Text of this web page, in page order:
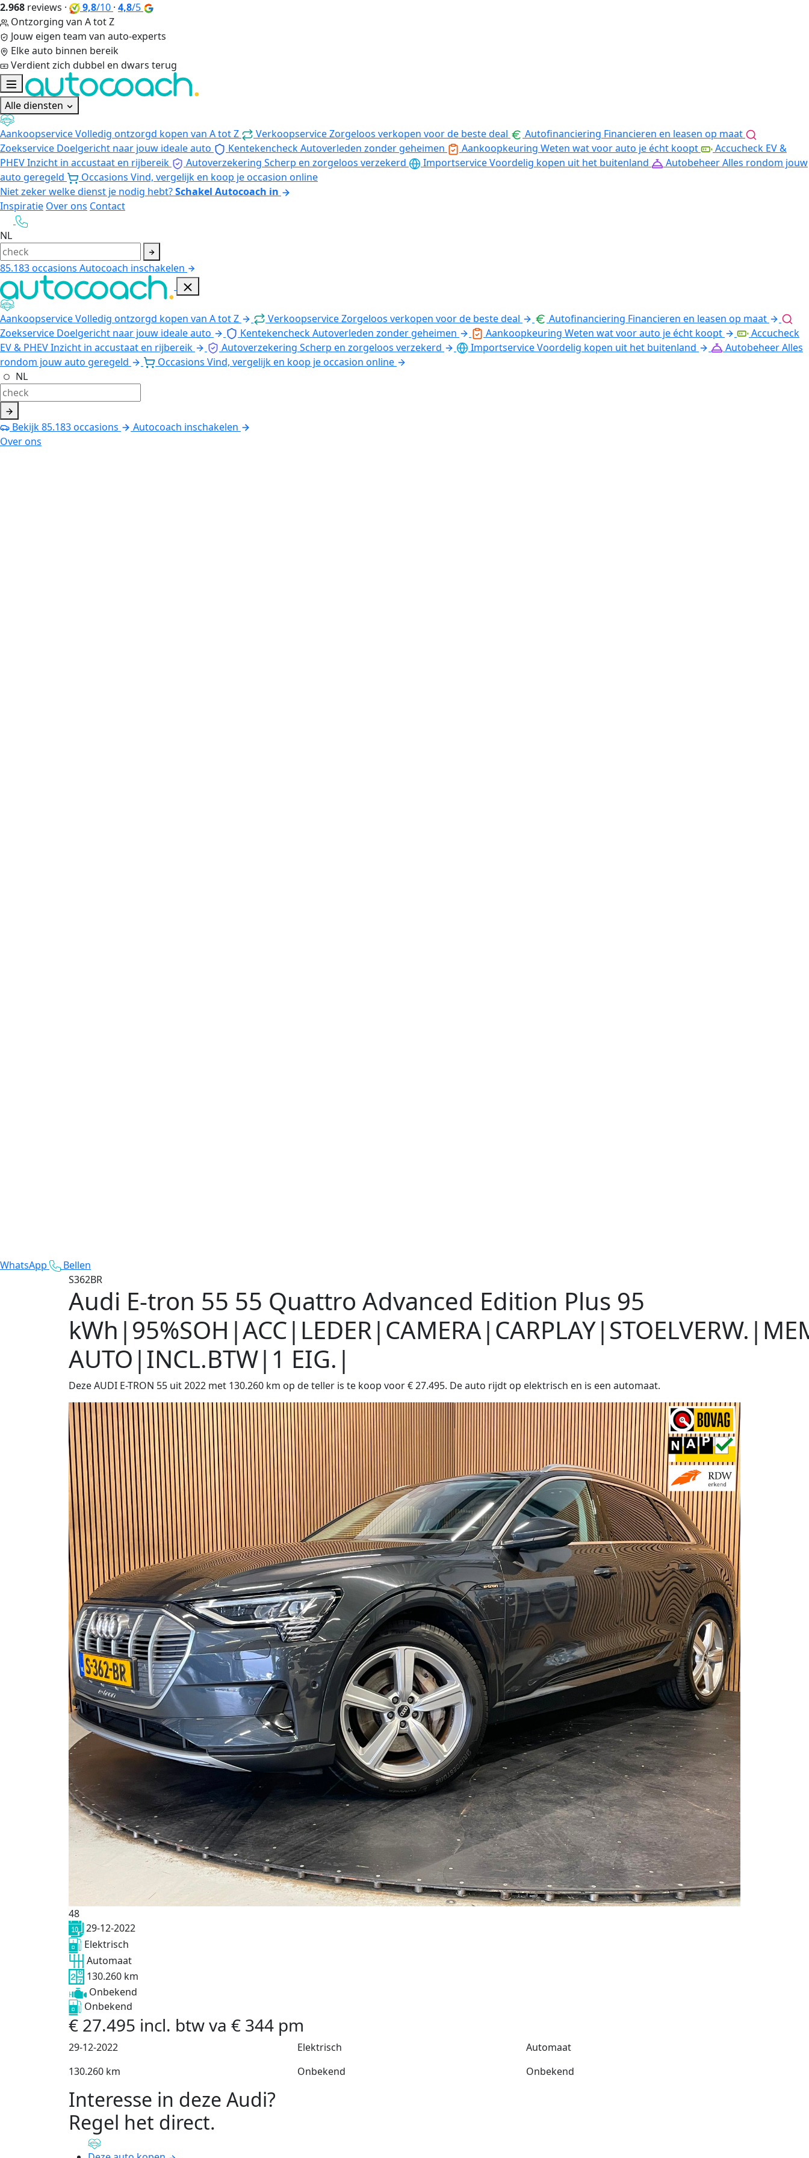
2.968 reviews · 9,8/10 · 4,8/5
Ontzorging van A tot Z
Jouw eigen team van auto-experts
Elke auto binnen bereik
Verdient zich dubbel en dwars terug
Alle diensten
AankoopserviceVolledig ontzorgd kopen van A tot Z VerkoopserviceZorgeloos verkopen voor de beste deal Autofinanciering Financieren en leasen op maat
Zoekservice Doelgericht naar jouw ideale auto KentekencheckAutoverleden zonder geheimen Aankoopkeuring Weten wat voor auto je écht koopt
Accucheck EV &
PHEVInzicht in accustaat en rijbereik Autoverzekering Scherp en zorgeloos verzekerd ImportserviceVoordelig kopen uit het buitenland AutobeheerAlles rondom jouw
auto geregeld
Occasions Vind, vergelijk en koop je occasion online
Niet zeker welke dienst je nodig hebt?Schakel Autocoach in
Inspiratie Over ons Contact
NL
85.183occasions Autocoach inschakelen
AankoopserviceVolledig ontzorgd kopen van A tot Z VerkoopserviceZorgeloos verkopen voor de beste deal Autofinanciering Financieren en leasen op maat
Zoekservice Doelgericht naar jouw ideale auto KentekencheckAutoverleden zonder geheimen Aankoopkeuring Weten wat voor auto je écht koopt
Accucheck
EV & PHEVInzicht in accustaat en rijbereik Autoverzekering Scherp en zorgeloos verzekerd ImportserviceVoordelig kopen uit het buitenland AutobeheerAlles
rondom jouw auto geregeld
Occasions Vind, vergelijk en koop je occasion online
NL
Bekijk85.183occasions
Autocoach inschakelen
Over ons
WhatsApp
Bellen
S362BR
Audi E-tron 55 55 Quattro Advanced Edition Plus 95
AUTO|INCL.BTW|1 EIG.|
Deze AUDI E-TRON 55 uit 2022 met 130.260 km op de teller is te koop voor € 27.495. De auto rijdt op elektrisch en is een automaat.
48
29-12-2022
Elektrisch
Automaat
130.260 km
Onbekend
Onbekend
€ 27.495 incl. btwva € 344 pm
29-12-2022 Elektrisch
Automaat
130.260 km
Onbekend Onbekend
Interesse in deze Audi?
Regel het direct.